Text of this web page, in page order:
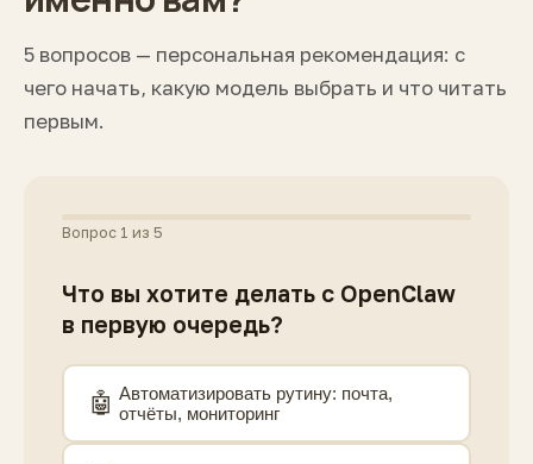
5 вопросов — персональная рекомендация: с
чего начать, какую модель выбрать и что читать
первым.
Вопрос 1 из 5
Что вы хотите делать с OpenClaw
в первую очередь?
🤖 Автоматизировать рутину: почта,
отчёты, мониторинг